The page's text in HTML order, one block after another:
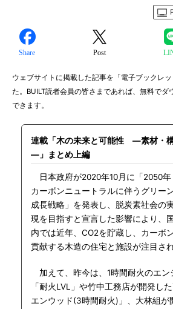
Share Post
ウェブサイトに掲載した記事を「電子ブックレ
た。BUILT読者会員の皆さまであれば、無料でダ
できます。
連載「木の未来と可能性 ―素材・
―」まとめ上編
日本政府が2020年10月に「2050年
カーボンニュートラルに伴うグリー
成長戦略」を発表し、脱炭素社会の
現を目指すと宣言した影響により、国
内では近年、CO2を貯蔵し、カーボ
貢献する木造の住宅と施設が注目さ
加えて、昨今は、1時間耐火のエン
「耐火LVL」や竹中工務店が開発し
エンウッド(3時間耐火)」、大林組が